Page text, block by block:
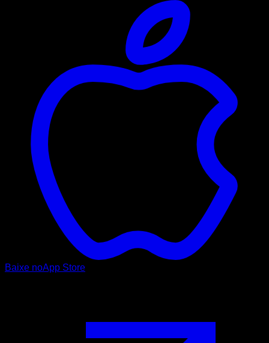
Baixe noApp Store